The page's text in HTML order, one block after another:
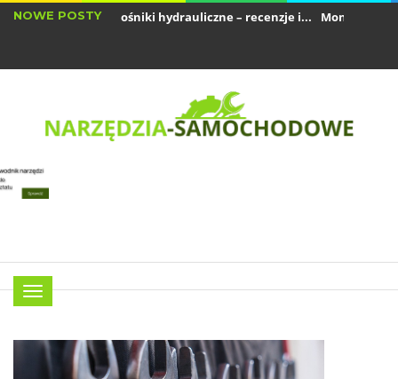
NOWE POSTYpodnośniki hydrauliczne – recenzje i...
Montażownice do
Menu